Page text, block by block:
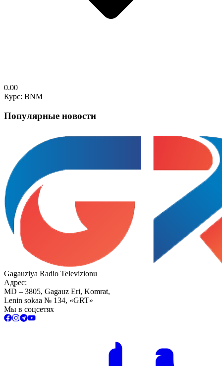
0.00
Курс: BNM
Популярные новости
Gagauziya Radio Televizionu
Адрес:
MD – 3805, Gagauz Eri, Komrat,
Lenin sokaa № 134, «GRT»
Мы в соцсетях